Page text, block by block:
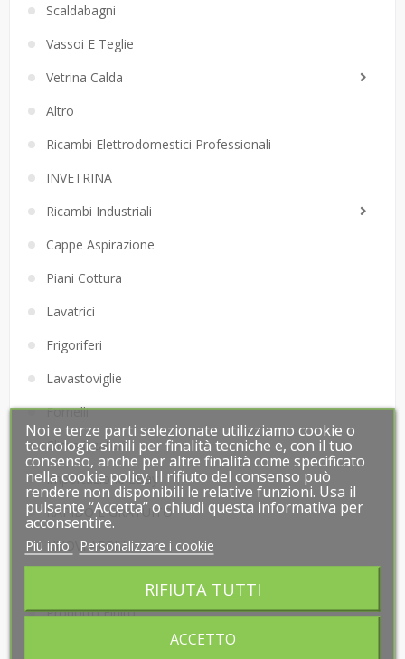
Scaldabagni
Vassoi E Teglie
Vetrina Calda
Altro
Ricambi Elettrodomestici Professionali
INVETRINA
Ricambi Industriali
Cappe Aspirazione
Piani Cottura
Lavatrici
Frigoriferi
Lavastoviglie
Fornelli
Climatizzatori
Importazione EBay
RAPIDO E GRATUITO
NUOVI ARRIVI
Prodotto Finito
Noi e terze parti selezionate utilizziamo cookie o
tecnologie simili per finalità tecniche e, con il tuo
consenso, anche per altre finalità come specificato
nella cookie policy. Il rifiuto del consenso può
rendere non disponibili le relative funzioni. Usa il
pulsante “Accetta” o chiudi questa informativa per
acconsentire.
Piú info Personalizzare i cookie
RIFIUTA TUTTI
ACCETTO
Noi e terze parti selezionate utilizziamo cookie o
tecnologie simili per finalità tecniche e, con il tuo
consenso, anche per altre finalità come specificato
nella cookie policy. Il rifiuto del consenso può
rendere non disponibili le relative funzioni. Usa il
pulsante “Accetta” o chiudi questa informativa per
acconsentire.
Piú info Personalizzare i cookie
RIFIUTA TUTTI
ACCETTO